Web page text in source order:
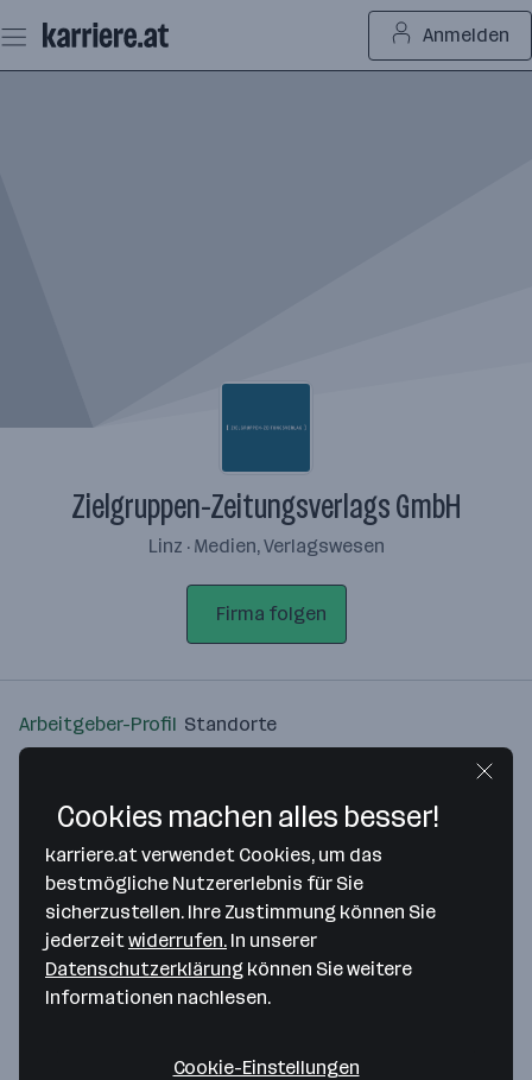
Seiteninhalt
springen
Anmelden
Zielgruppen-Zeitungsverlags GmbH
Linz · Medien, Verlagswesen
Firma folgen
Arbeitgeber-Profil Standorte
Bitte stimme unseren Cookie-
Richtlinien zu, um diese Karte
anzuzeigen.
Cookies machen alles besser!
karriere.at verwendet Cookies, um das
bestmögliche Nutzererlebnis für Sie
sicherzustellen. Ihre Zustimmung können Sie
jederzeitwiderrufen. In unserer
Datenschutzerklärung können Sie weitere
Informationen nachlesen.
Cookie-Einstellungen